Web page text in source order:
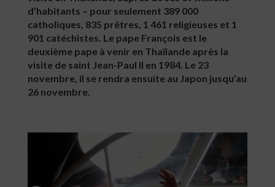
d’habitants – pour seulement 389 000
catholiques, 835 prêtres, 1 461 religieuses et 1
901 catéchistes. Le pape François est le
deuxième pape à venir en Thaïlande après la
visite de saint Jean-Paul II en 1984. Le 23
novembre, il se rendra ensuite au Japon jusqu’au
26 novembre.